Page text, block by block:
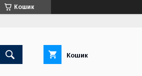
Кошик
Кошик